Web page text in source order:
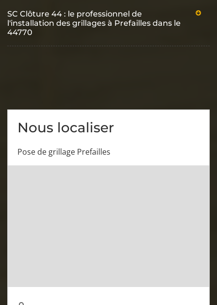
SC Clôture 44 : le professionnel de
l'installation des grillages à Prefailles dans le
44770
Nous localiser
Pose de grillage Prefailles